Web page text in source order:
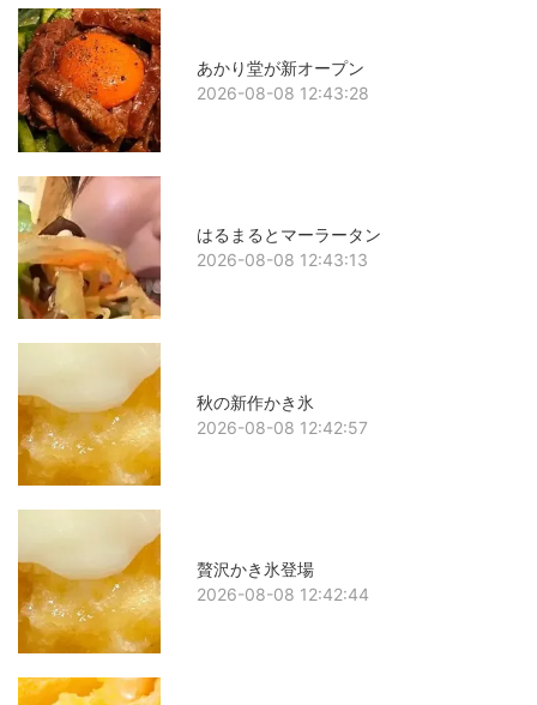
あかり堂が新オープン
2026-08-08 12:43:28
はるまるとマーラータン
2026-08-08 12:43:13
秋の新作かき氷
2026-08-08 12:42:57
贅沢かき氷登場
2026-08-08 12:42:44